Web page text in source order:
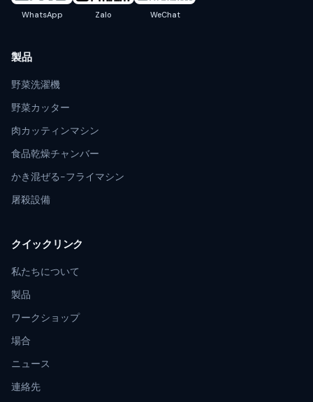
WhatsApp Zalo WeChat
製品
野菜洗濯機
野菜カッター
肉カッティンマシン
食品乾燥チャンバー
かき混ぜる-フライマシン
屠殺設備
クイックリンク
私たちについて
製品
ワークショップ
場合
ニュース
連絡先